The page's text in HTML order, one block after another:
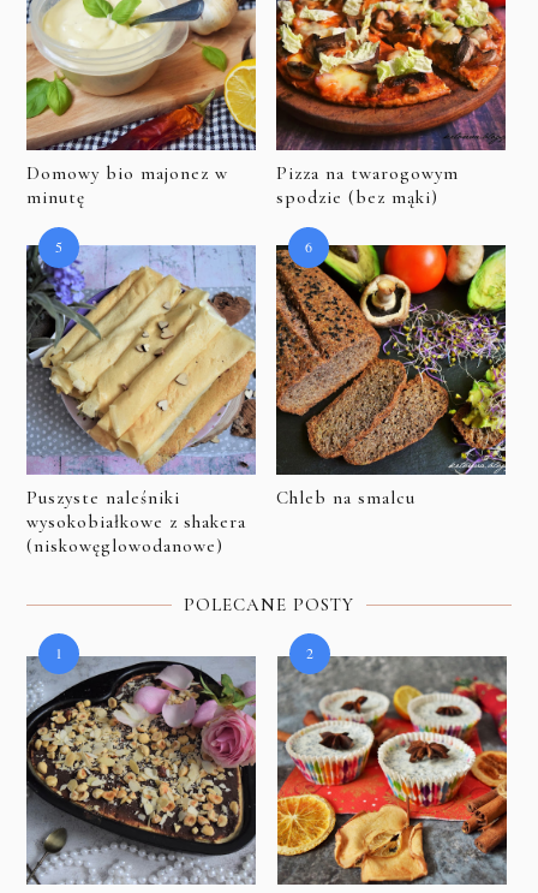
Domowy bio majonez w
minutę
Pizza na twarogowym
spodzie (bez mąki)
Puszyste naleśniki
wysokobiałkowe z shakera
(niskowęglowodanowe)
Chleb na smalcu
POLECANE POSTY